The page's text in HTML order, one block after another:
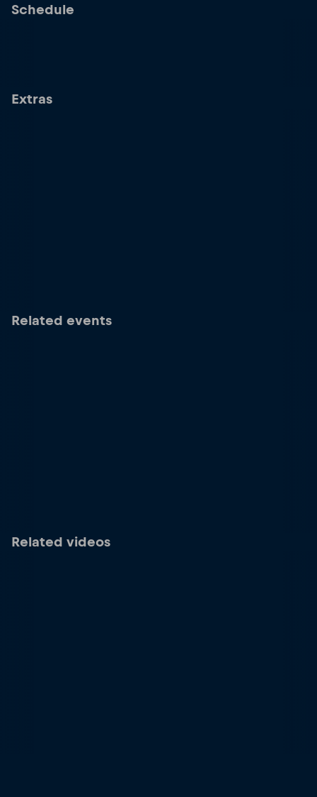
Schedule
Extras
Related events
Related videos